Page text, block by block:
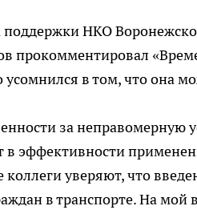
поддержки НКО
прокомментировал
в том, что она
за
в эффективности
уверяют, что
в транспорте. На мой